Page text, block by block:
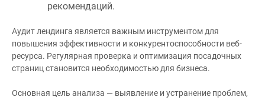
рекомендаций.
Аудит лендинга является важным инструментом для
повышения эффективности и конкурентоспособности веб-
ресурса. Регулярная проверка и оптимизация посадочных
страниц становится необходимостью для бизнеса.
Основная цель анализа — выявление и устранение проблем,